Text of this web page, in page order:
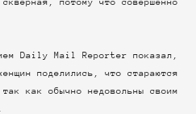
Daily Mail Reporter показал,
поделились, что стараются
как обычно недовольны своим